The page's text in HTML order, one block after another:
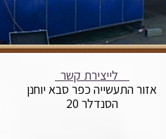
לייצירת קשר
אזור התעשייה כפר סבא יוחנן
הסנדלר 20